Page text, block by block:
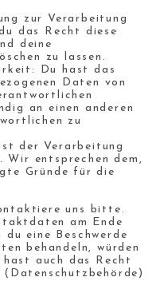
zur Verarbeitung
das Recht diese
deine
zu lassen.
Du hast das
Daten von
an einen anderen
zu
der Verarbeitung
Wir entsprechen dem,
Gründe für die
uns bitte.
am Ende
eine Beschwerde
behandeln, würden
auch das Recht